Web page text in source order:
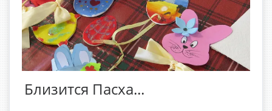
Близится Пасха...